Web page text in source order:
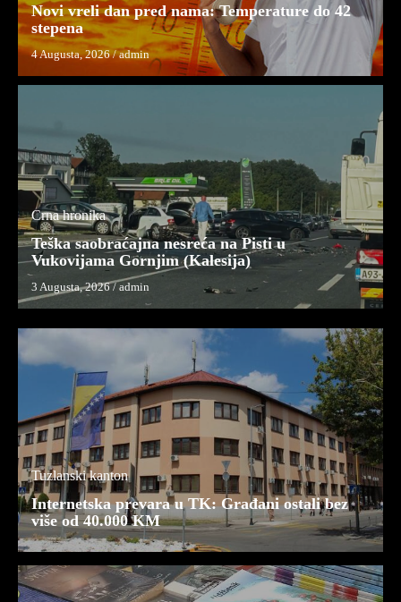
Novi vreli dan pred nama: Temperature do 42
stepena
4 Augusta, 2026/admin
Crna hronika
Teška saobraćajna nesreća na Pisti u
Vukovijama Gornjim (Kalesija)
3 Augusta, 2026/admin
Tuzlanski kanton
Internetska prevara u TK: Građani ostali bez
više od 40.000 KM